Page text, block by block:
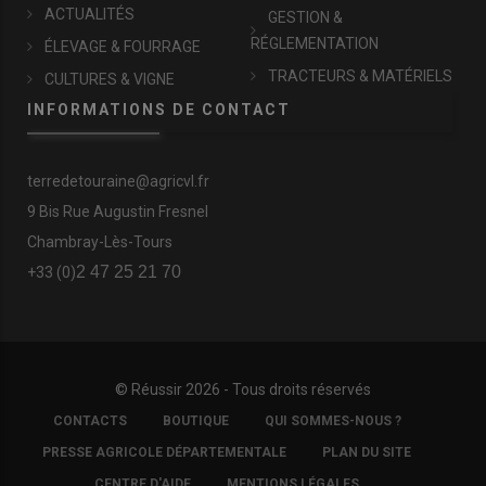
ACTUALITÉS
ÉLEVAGE & FOURRAGE
CULTURES & VIGNE
GESTION &
RÉGLEMENTATION
TRACTEURS & MATÉRIELS
INFORMATIONS DE CONTACT
terredetouraine@agricvl.fr
9 Bis Rue Augustin Fresnel
Chambray-Lès-Tours
+33 (0)2 47 25 21 70
© Réussir 2026 - Tous droits réservés
FOOTER
COPYRIGHT
CONTACTS BOUTIQUE QUI SOMMES-NOUS ?
PRESSE AGRICOLE DÉPARTEMENTALE PLAN DU SITE